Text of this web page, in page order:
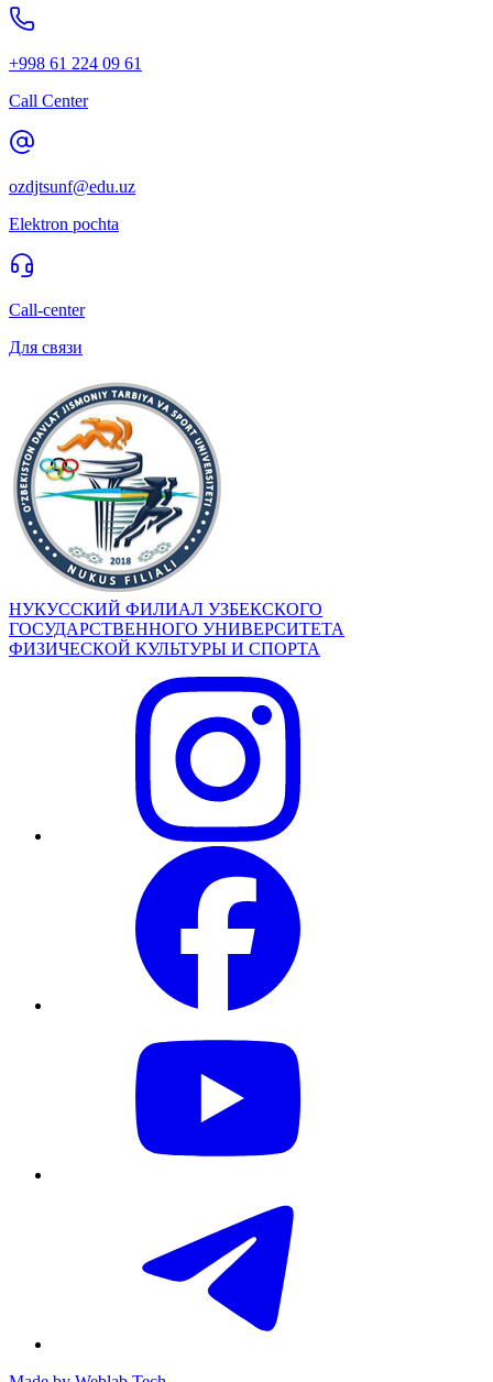
+998 61 224 09 61
Call Center
ozdjtsunf@edu.uz
Elektron pochta
Call-center
Для связи
НУКУССКИЙ ФИЛИАЛ УЗБЕКСКОГО
ГОСУДАРСТВЕННОГО УНИВЕРСИТЕТА
ФИЗИЧЕСКОЙ КУЛЬТУРЫ И СПОРТА